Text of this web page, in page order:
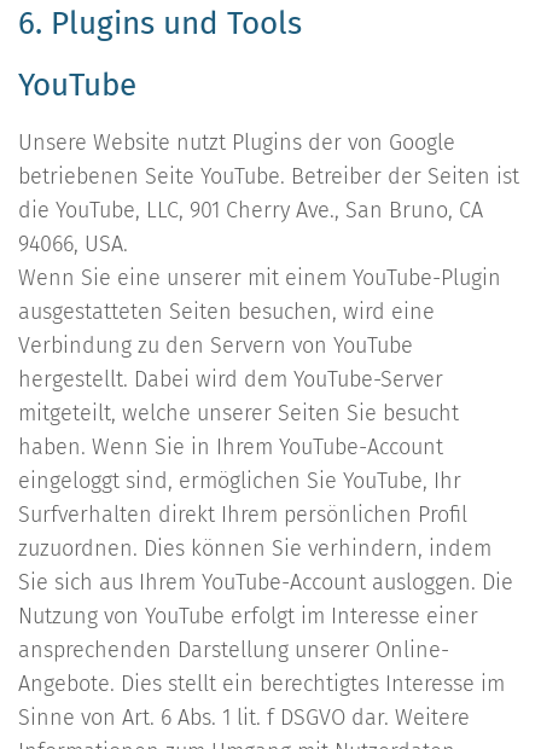
6. Plugins und Tools
YouTube
Unsere Website nutzt Plugins der von Google
betriebenen Seite YouTube. Betreiber der Seiten ist
die YouTube, LLC, 901 Cherry Ave., San Bruno, CA
94066, USA.
Wenn Sie eine unserer mit einem YouTube-Plugin
ausgestatteten Seiten besuchen, wird eine
Verbindung zu den Servern von YouTube
hergestellt. Dabei wird dem YouTube-Server
mitgeteilt, welche unserer Seiten Sie besucht
haben. Wenn Sie in Ihrem YouTube-Account
eingeloggt sind, ermöglichen Sie YouTube, Ihr
Surfverhalten direkt Ihrem persönlichen Profil
zuzuordnen. Dies können Sie verhindern, indem
Sie sich aus Ihrem YouTube-Account ausloggen. Die
Nutzung von YouTube erfolgt im Interesse einer
ansprechenden Darstellung unserer Online-
Angebote. Dies stellt ein berechtigtes Interesse im
Sinne von Art. 6 Abs. 1 lit. f DSGVO dar. Weitere